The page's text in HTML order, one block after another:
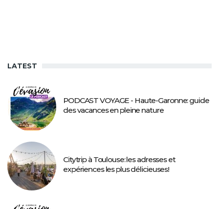
LATEST
PODCAST VOYAGE - Haute-Garonne: guide
des vacances en pleine nature
Citytrip à Toulouse: les adresses et
expériences les plus délicieuses!